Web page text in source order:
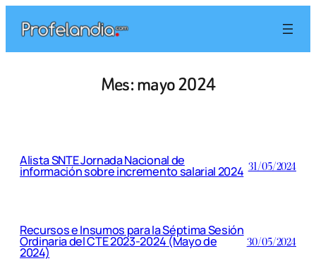
contenido
Mes:mayo 2024
Alista SNTE Jornada Nacional de
información sobre incremento salarial 2024 31/05/2024
Recursos e Insumos para la Séptima Sesión
Ordinaria del CTE 2023-2024 (Mayo de
2024)
30/05/2024